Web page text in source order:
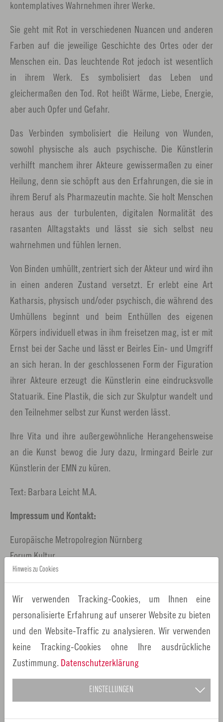
kontemplatives Wahrnehmen ihrer Werke.
Sie geht mit Rot in verschiedenen Nuancen und anderen
Farben auf die jeweilige Geschichte des Ortes oder der
Menschen ein. Das leuchtende Rot jedoch ist wesentlich
in ihrem Werk. Es symbolisiert das Leben und
gleichermaßen den Tod. Rot heißt Wärme, Liebe, Energie,
aber auch Opfer und Gefahr.
Das Verbinden symbolisiert die Heilung von Wunden,
sowohl physische als auch psychische. Die Künstlerin
verhilft manchem ihrer Akteure gewissermaßen zu einer
Heilung, denn sie schöpft aus den Erfahrungen, die sie in
ihrem Beruf als Pharmazeutin machte. Sie holt Menschen
heraus aus der turbulenten, digitalen Normalität des
rasanten Alltagstakts und lässt sie sich selbst neu
wahrnehmen und fühlen lernen.
Von Binden umhüllt, zentriert sich der Akteur und wird ihn
in einen anderen Zustand versetzt. Er erlebt eine Art
Katharsis, physisch und/oder psychisch, die während des
Umhüllens beginnt und beim Enthüllen des eigenen
Körpers individuell etwas in ihm freisetzen mag, ist er mit
Ernst bei der Sache und lässt er Beirles Ein- und Umgriff
an sich heran. In der geschlossenen Form der Figuration
ihrer Akteure erzeugt die Künstlerin eine eindrucksvolle
Statuarik. Eine Plastik, die sich zur Skulptur wandelt und
den Teilnehmer selbst zur Kunst werden lässt.
Ihre Vita und ihre außergewöhnliche Herangehensweise
an die Kunst bewog die Jury dazu, Irmingard Beirle zur
Künstlerin der EMN zu küren.
Text: Barbara Leicht M.A.
Impressum und Kontakt:
Europäische Metropolregion Nürnberg
Forum Kultur
Geschäftsführerin
Referent für Bildung, Kultur und Freizeit
Gebbertstraße 1, 91052 Erlangen
https://www.metropolregionnuernberg.de/
Hinweis zu Cookies
Wir verwenden Tracking-Cookies, um Ihnen eine
personalisierte Erfahrung auf unserer Website zu bieten
und den Website-Traffic zu analysieren. Wir verwenden
keine Tracking-Cookies ohne Ihre ausdrückliche
Zustimmung. Datenschutzerklärung
EINSTELLUNGEN